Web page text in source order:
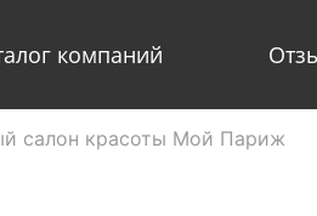
компаний
салон красоты Мой Париж